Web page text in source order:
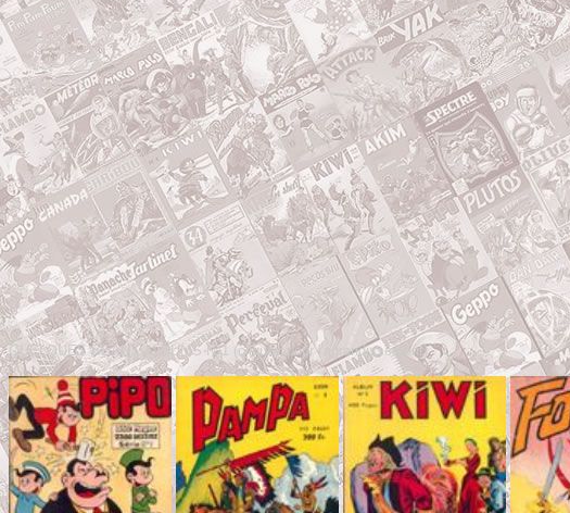
QUELQUES BEAUX ALBUMS N°1 (cliquez pour l'agrandissement)